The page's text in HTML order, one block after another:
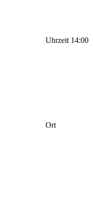
Uhrzeit 14:00
Ort